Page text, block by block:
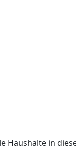
Haushalte in